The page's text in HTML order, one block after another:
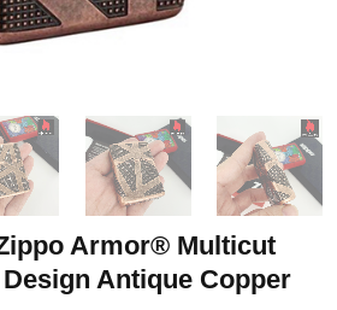
Armor® Multicut
Antique Copper